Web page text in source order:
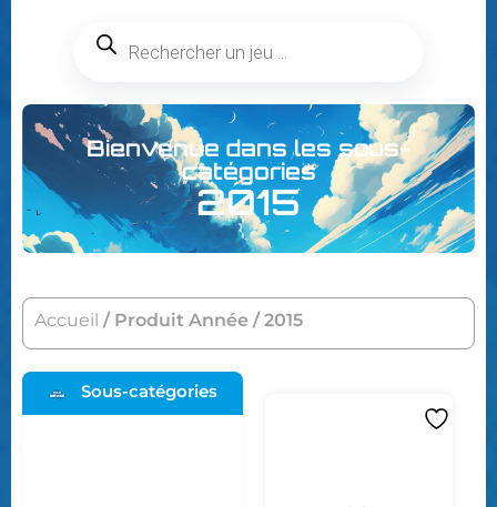
Bienvenue dans les sous-
catégories
2015
Accueil / Produit Année / 2015
Sous-catégories